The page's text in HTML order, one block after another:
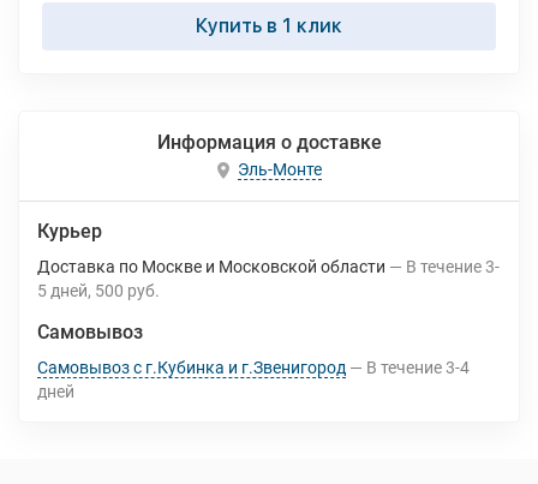
Купить в 1 клик
Информация о доставке
Эль-Монте
Курьер
Доставка по Москве и Московской области В течение3-
5 дней 500 руб.
Самовывоз
Самовывоз с г.Кубинка и г.Звенигород В течение3-4
дней